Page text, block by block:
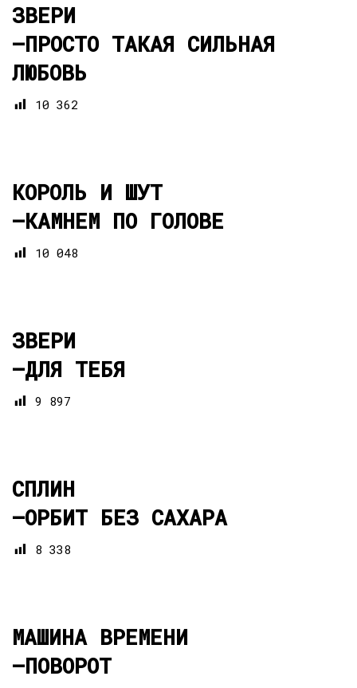
ЗВЕРИ
—ПРОСТО ТАКАЯ СИЛЬНАЯ
ЛЮБОВЬ
10 362
КОРОЛЬ И ШУТ
—КАМНЕМ ПО ГОЛОВЕ
10 048
ЗВЕРИ
—ДЛЯ ТЕБЯ
9 897
СПЛИН
—ОРБИТ БЕЗ САХАРА
8 338
МАШИНА ВРЕМЕНИ
—ПОВОРОТ